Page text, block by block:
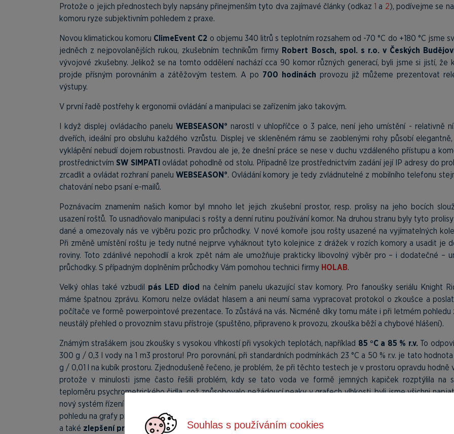
Souhlas s používáním cookies
Protože o jejich přednostech byly napsány přinejmenším tyto dva zajímavé články (odkaz 1 a 2), podívejme se
komoru ryze subjektivním pohledem z praxe.
Novou klimatickou komoru ClimeEvent C2 o objemu 340 litrů s teplotním rozsahem od -70 °C do +180 °C jsme
jedněch z nejpovolanějších rukou, zkušebním technikům firmy Robert Bosch, spol. s r.o. v Českých
vývojové zkušebny. Jelikož se na tomto oddělení nachází cca 90 komor různých generací, byli jsme si jistí, že
projde přísným porovnáním a zátěžovým testem. A po 700 hodinách provozu již můžeme prezentovat
výstupy.
V první řadě postřehy k ergonomii ovládání a manipulaci se zařízením jako takovým.
I když displej ovládacího panelu WEBSEASON® narostl v uhlopříčce o 3 palce, není jeho umístění - relativně
dveřích, ideální pro obsluhu každého vzrůstu. Displej ve skleněném rámu se zaoblenými rohy působí
vyklápění nebudí dojem robustnosti. Pravdou ale je, že dnešní práce se nese v duchu vzdáleného přístupu a
prostřednictvímSW SIMPATIovládat pohodlně od stolu. Případně lze prostřednictvím zadání její IP adresy do
zrcadlit a ovládat rozhraní paneluWEBSEASON®. Ovládání komory je tedy zvládnutelné z mobilního telefonu
chatování nebo psaní e-mailů.
Poznávacím znamením našich komor byl mnoho let jejich zkušební prostor, resp. prolisy na jeho bocích
usazení roštů. To usnadňovalo manipulaci s rošty a denní rutinu používání komor. Na druhou stranu byly tyto
dané a omezovaly nás ve výběru pozic pro průchodky. V nové komoře jsou rošty usazené na vyjímatelných
Při změně umístění roštu je tedy nutné nejprve vyháknout tyto kolejnice z drážek v rozích komory a usadit je
roviny. Toto zdánlivé nepohodlí a krok zpět nám ale umožňuje prakticky libovolný výběr pro – i dodatečné –
průchodky. S případným doplněním průchodky Vám pomohou technici firmy HOLAB.
Velký ohlas také vzbudil pás LED diod na čelním panelu ukazující stav komory. Pro fanoušky seriálu Knight
máme špatnou zprávu. Komoru nelze ovládat hlasem a ani neumí sama vypracovat protokol o zkoušce a
počítače ve formě powerpointové prezentace. To zůstává na vás. Nicméně díky tomu máte i při letmém pohledu
neustálý přehled o provozním stavu přístroje (spuštěno, připraveno k provozu, zkouška běží a chybové hlášení).
Známým strašákem jsou zkoušky s vysokou vlhkostí při vysokých teplotách, například 85 °C a 85 % r.v.To
300 g / 0,3 l vody na 1 m3 prostoru! Pro porovnání, při standardních podmínkách 23 °C a 50 % r.v. je tato hodnota
g / 0,01 l na kubík prostoru. Zjednodušeně řečeno, je problém, že při těchto testech je v prostoru opravdu hodně
protože v minulosti jsme často řešili problém, kdy se tato voda ve formě jemných kapiček rozptýlila na
teploměru psychrometrického čidla, což způsobovalo nežádoucí peaky v grafech vlhkosti, byli jsme všichni
nový systém řízení vlhkosti s tímto testem poradí. Cca po týdnu testování poslali inženýři z Budějovic první
pohledu na grafy průběhu vlhkosti jsme si zprvu mysleli, že je někdo nakreslil. Změna pozic suchého i mokrého
a také zlepšení proudění vzduchu a regulace přes absolutní(dříve relativní) vlhkost, přinesly své ovoce.